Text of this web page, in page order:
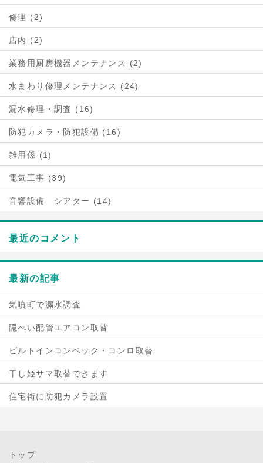
修理 (2)
店内 (2)
業務用厨房機器メンテナンス (2)
水まわり修理メンテナンス (24)
漏水修理・調査 (16)
防犯カメラ・防犯設備 (16)
雑用係 (1)
電気工事 (39)
音響設備 シアター (14)
最近のコメント
最新の記事
気噴町で漏水調査
隠ぺい配管エアコン取替
ビルトインコンベック・コンロ取替
干し姫サマ取替できます
住宅街に防犯カメラ設置
トップ